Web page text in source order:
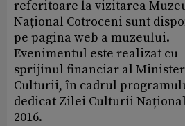
referitoare la vizitarea
Național Cotroceni sunt
pe pagina web a muzeului.
Evenimentul este realizat cu
sprijinul financiar al
Culturii, în cadrul
dedicat Zilei Culturii
2016.